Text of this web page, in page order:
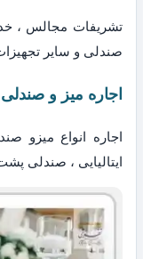
تشریفات مجالس ،
صندلی و سایر
اجاره میز و
اجاره انواع میزو
ایتالیایی ، صندلی